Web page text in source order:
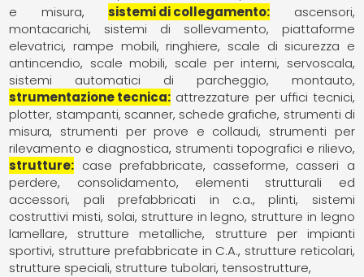
e misura
sistemi di collegamento
ascensori
montacarichi, sistemi di sollevamento
piattaforme
elevatrici rampe mobili ringhiere
scale di sicurezza e
antincendio
scale mobili scale per interni
servoscala
sistemi automatici di parcheggio, montauto
strumentazione tecnica attrezzature per uffici tecnici
plotter, stampanti, scanner, schede grafiche strumenti di
misura
strumenti per prove e collaudi
strumenti per
rilevamento e diagnostica strumenti topografici e rilievo
strutture
case prefabbricate
casseforme, casseri a
perdere
consolidamento
elementi strutturali ed
accessori
pali prefabbricati in c.a. plinti
sistemi
costruttivi misti solai strutture in legno strutture in legno
lamellare
strutture metalliche
strutture per impianti
sportivi strutture prefabbricate in C.A. strutture reticolari
strutture speciali strutture tubolari tensostrutture